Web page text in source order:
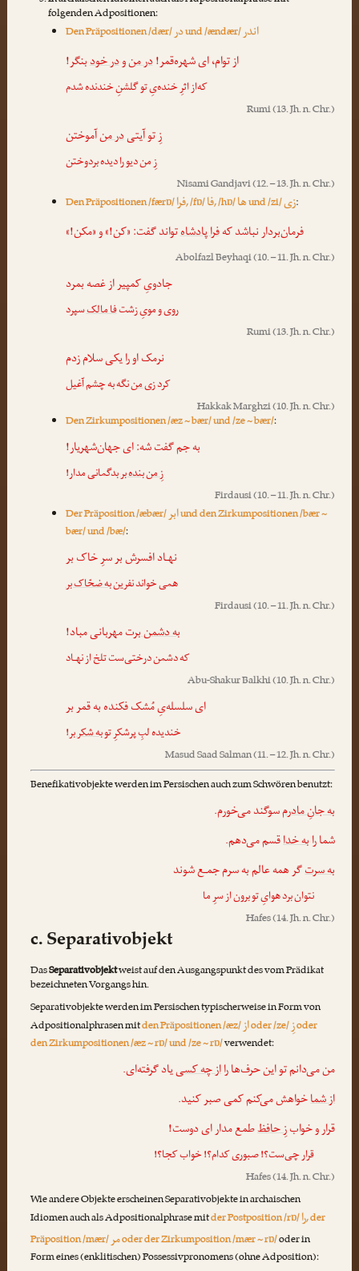
folgenden Adpositionen:
Den Präpositionen /dær/درund /ændær/اندر
از توام، ای شهره‌قمر!در منودر خودبنگر!
که‌از اثرِ خنده‌یِ تو گلشنِ خندنده شدم
Rumi(13. Jh. n. Chr.)
زِ تو آیتیدر منآموختن
زِ من دیو را دیده بردوختن
Nisami Gandjavi(12. – 13. Jh. n. Chr.)
Den Präpositionen /færɒ/فرا, /fɒ/فا, /hɒ/هاund /zi/زی:
فرمان‌بردار نباشد کهفرا پادشاهتواند گفت: «کن!» و «مکن!»
Abolfazl Beyhaqi(10. – 11. Jh. n. Chr.)
جادویِ کمپیر از غصه بمرد
روی و مویِ زشتفا مالکسپرد
Rumi(13. Jh. n. Chr.)
نرمک او را یکی سلام زدم
کردزی مننگه به چشم آغیل
Hakkak Marghzi(10. Jh. n. Chr.)
Den Zirkumpositionen /æz ~ bær/ und /ze ~ bær/:
به جم گفت شه: ای جهان‌شهریار!
زِ من بنده بربدگمانی مدار!
Firdausi(10. – 11. Jh. n. Chr.)
Der Präposition /æbær/ابرund den Zirkumpositionen /bær ~
bær/ und /bæ/:
نهـاد افسرش بر سرِ خاک بر
همی خواند نفرینبه ضحّاک بر
Firdausi(10. – 11. Jh. n. Chr.)
به دشمن برت مهربانی مباد!
که دشمن درختی‌ست تلخ از نهـاد
Abu-Shakur Balkhi(10. Jh. n. Chr.)
ای سلسله‌یِ مُشک فکنده به قمر بر
خندیده لبِ پرشکرِ توبه شکر بر!
Masud Saad Salman(11. – 12. Jh. n. Chr.)
Benefikativobjekte werden im Persischen auch zum Schwören benutzt:
به جانِ مادرمسوگند می‌خورم.
شما رابه خداقسم می‌دهم.
به سرتگر همه عالم به سرم جمـع شوند
نتوان برد هوایِ تو برون از سرِ ما
Hafes(14. Jh. n. Chr.)
c. Separativobjekt
DasSeparativobjektweist auf den Ausgangspunkt des vom Prädikat
bezeichneten Vorgangs hin.
Separativobjekte werden im Persischen typischerweise in Form von
Adpositionalphrasen mitden Präpositionen /æz/ازoder /ze/زِoder
den Zirkumpositionen /æz ~ rɒ/ und /ze ~ rɒ/verwendet:
من می‌دانم تو این حرف‌ها رااز چه کسییاد گرفته‌ای.
از شماخواهش می‌کنم کمی صبر کنید.
قرار و خوابزِ حافظطمع مدار ای دوست!
قرار چی‌ست؟! صبوری کدام؟! خواب کجا؟!
Hafes(14. Jh. n. Chr.)
Wie andere Objekte erscheinen Separativobjekte in archaischen
Idiomen auch als Adpositionalphrase mitder Postposition /rɒ/را, der
Präposition /mær/مرoder der Zirkumposition /mær ~ rɒ/oder in
Form eines (enklitischen) Possessivpronomens (ohne Adposition):